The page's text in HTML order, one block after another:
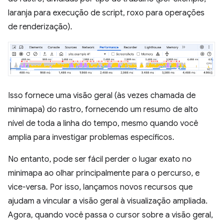
laranja para execução de script, roxo para operações
de renderização).
Isso fornece uma visão geral (às vezes chamada de
minimapa) do rastro, fornecendo um resumo de alto
nível de toda a linha do tempo, mesmo quando você
amplia para investigar problemas específicos.
No entanto, pode ser fácil perder o lugar exato no
minimapa ao olhar principalmente para o percurso, e
vice-versa. Por isso, lançamos novos recursos que
ajudam a vincular a visão geral à visualização ampliada.
Agora, quando você passa o cursor sobre a visão geral,